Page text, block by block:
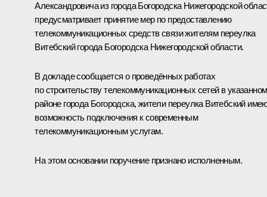
Александровича из города Богородска Нижегородской
предусматривает принятие мер по предоставлению
телекоммуникационных средств связи жителям переулка
Витебский города Богородска Нижегородской области.
В докладе сообщается о проведённых работах
по строительству телекоммуникационных сетей в указанном
районе города Богородска, жители переулка Витебский
возможность подключения к современным
телекоммуникационным услугам.
На этом основании поручение признано исполненным.